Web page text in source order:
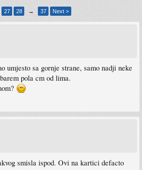
27 28 → 37 Next >
umjesto sa gornje strane, samo nadji neke
pola cm od lima.
smisla ispod. Ovi na kartici defacto